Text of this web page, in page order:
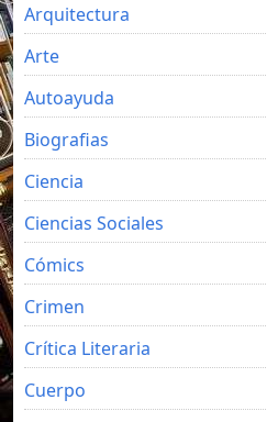
Arquitectura
Arte
Autoayuda
Biografias
Ciencia
Ciencias Sociales
Cómics
Crimen
Crítica Literaria
Cuerpo